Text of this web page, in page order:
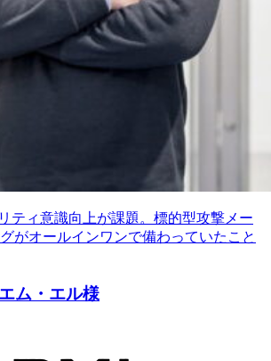
ティ意識向上が課題。標的型攻撃メー
がオールインワンで備わっていたこと
ム・エル様